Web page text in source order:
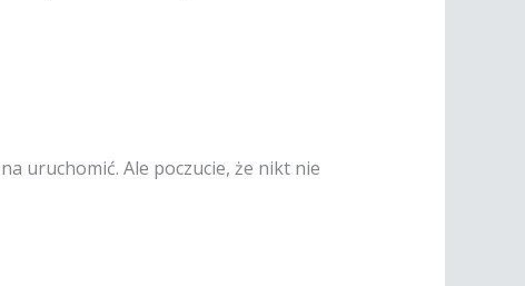
uruchomić. Ale poczucie, że nikt nie